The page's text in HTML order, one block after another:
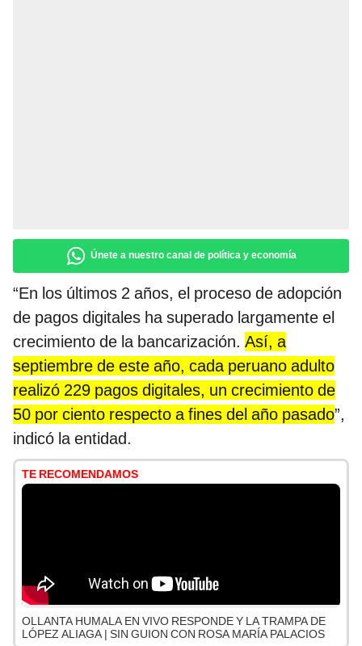
Únete a nuestro canal de política y economía
“En los últimos 2 años, el proceso de adopción
de pagos digitales ha superado largamente el
crecimiento de la bancarización. Así, a
septiembre de este año, cada peruano adulto
realizó 229 pagos digitales, un crecimiento de
50 por ciento respecto a fines del año pasado”,
indicó la entidad.
TE RECOMENDAMOS
OLLANTA HUMALA EN VIVO RESPONDE Y LA TRAMPA DE
LÓPEZ ALIAGA | SIN GUION CON ROSA MARÍA PALACIOS